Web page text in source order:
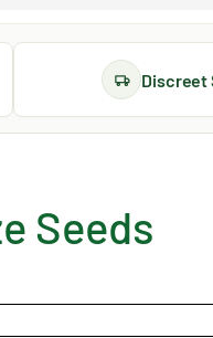
Discreet
Seeds